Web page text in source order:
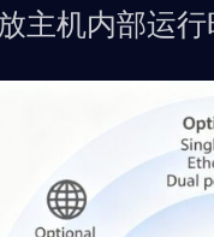
主机内部运